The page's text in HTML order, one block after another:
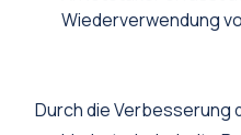
Wiederverwendung
Durch die Verbesserung